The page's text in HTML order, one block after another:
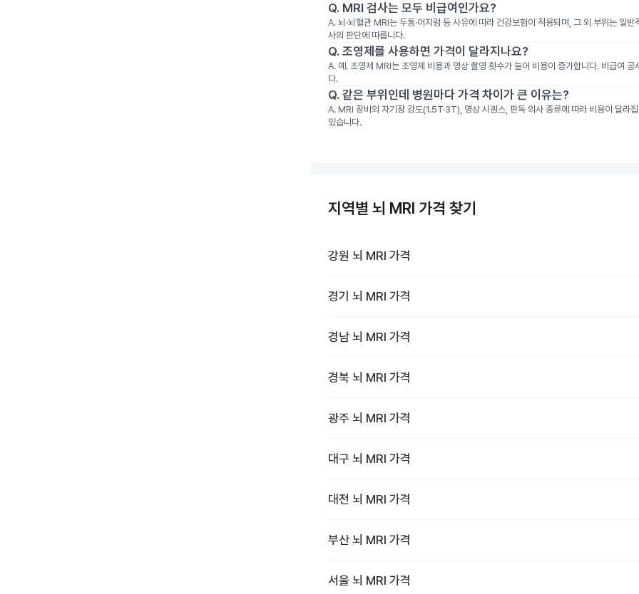
Q. MRI 검사는 모두 비급여인가요?
A. 뇌·뇌혈관 MRI는 두통·어지럼 등 사유에 따라 건강보험이 적용되며, 그 외 부위는 일
사의 판단에 따릅니다.
Q. 조영제를 사용하면 가격이 달라지나요?
A. 예. 조영제 MRI는 조영제 비용과 영상 촬영 횟수가 늘어 비용이 증가합니다. 비급여
다.
Q. 같은 부위인데 병원마다 가격 차이가 큰 이유는?
A. MRI 장비의 자기장 강도(1.5T·3T), 영상 시퀀스, 판독 의사 종류에 따라 비용이 달라
있습니다.
지역별 뇌 MRI 가격 찾기
강원 뇌 MRI 가격
경기 뇌 MRI 가격
경남 뇌 MRI 가격
경북 뇌 MRI 가격
광주 뇌 MRI 가격
대구 뇌 MRI 가격
대전 뇌 MRI 가격
부산 뇌 MRI 가격
서울 뇌 MRI 가격